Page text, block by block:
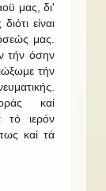
μας, δι'
είναι
μας.
τήν όσην
τήν
καί
τό ιερόν
καί τά